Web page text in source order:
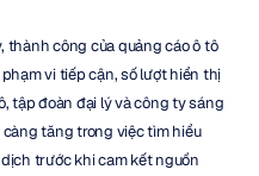
công của quảng cáo ô tô
vi tiếp cận, số lượt hiển thị
tập đoàn đại lý và công ty sáng
tăng trong việc tìm hiểu
trước khi cam kết nguồn